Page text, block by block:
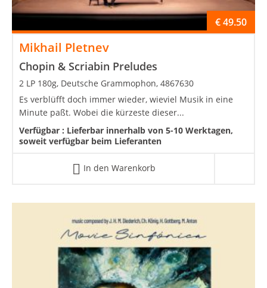
Mikhail Pletnev
Chopin & Scriabin Preludes
€49.50
2 LP 180g, Deutsche Grammophon, 4867630
Es verblüfft doch immer wieder, wieviel Musik in eine
Minute paßt. Wobei die kürzeste dieser...
Verfügbar : Lieferbar innerhalb von 5-10 Werktagen,
soweit verfügbar beim Lieferanten
In den Warenkorb